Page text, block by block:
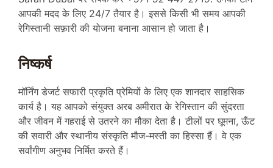
आपकी मदद के लिए 24/7 तैयार है। इससे किसी भी समय आपकी
रेगिस्तानी सफ़ारी की योजना बनाना आसान हो जाता है।
निष्कर्ष
मॉर्निंग डेजर्ट सफारी प्रकृति प्रेमियों के लिए एक शानदार साहसिक
कार्य है। यह आपको संयुक्त अरब अमीरात के रेगिस्तान की सुंदरता
और जीवन में गहराई से उतरने का मौका देता है। टीलों पर घूमना, ऊँट
की सवारी और स्थानीय संस्कृति मौज-मस्ती का हिस्सा हैं। वे एक
सर्वांगीण अनुभव निर्मित करते हैं।